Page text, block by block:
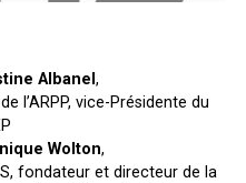
Albanel ,
l’ARPP, vice-Présidente du
Wolton,
fondateur et directeur de la